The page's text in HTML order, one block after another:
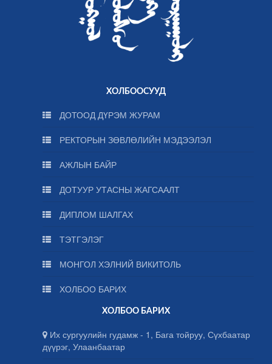
ХОЛБООСУУД
ДОТООД ДҮРЭМ ЖУРАМ
РЕКТОРЫН ЗӨВЛӨЛИЙН МЭДЭЭЛЭЛ
АЖЛЫН БАЙР
ДОТУУР УТАСНЫ ЖАГСААЛТ
ДИПЛОМ ШАЛГАХ
ТЭТГЭЛЭГ
МОНГОЛ ХЭЛНИЙ ВИКИТОЛЬ
ХОЛБОО БАРИХ
ХОЛБОО БАРИХ
Их сургуулийн гудамж - 1, Бага тойруу, Сүхбаатар
дүүрэг, Улаанбаатар